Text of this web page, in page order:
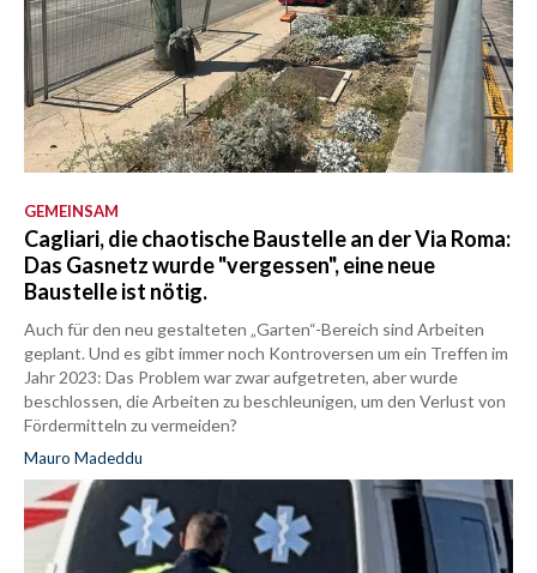
GEMEINSAM
Cagliari, die chaotische Baustelle an der Via Roma:
Das Gasnetz wurde "vergessen", eine neue
Baustelle ist nötig.
Auch für den neu gestalteten „Garten“-Bereich sind Arbeiten
geplant. Und es gibt immer noch Kontroversen um ein Treffen im
Jahr 2023: Das Problem war zwar aufgetreten, aber wurde
beschlossen, die Arbeiten zu beschleunigen, um den Verlust von
Fördermitteln zu vermeiden?
Mauro Madeddu